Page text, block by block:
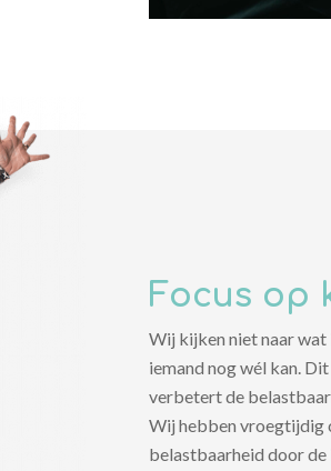
Focus op
Wij kijken niet naar wat
iemand nog wél kan.
verbetert de
Wij hebben vroegtijdig
belastbaarheid door